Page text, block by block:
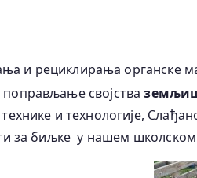
и рециклирања органске
поправљање својства
и технологије,
за биљке у нашем школском